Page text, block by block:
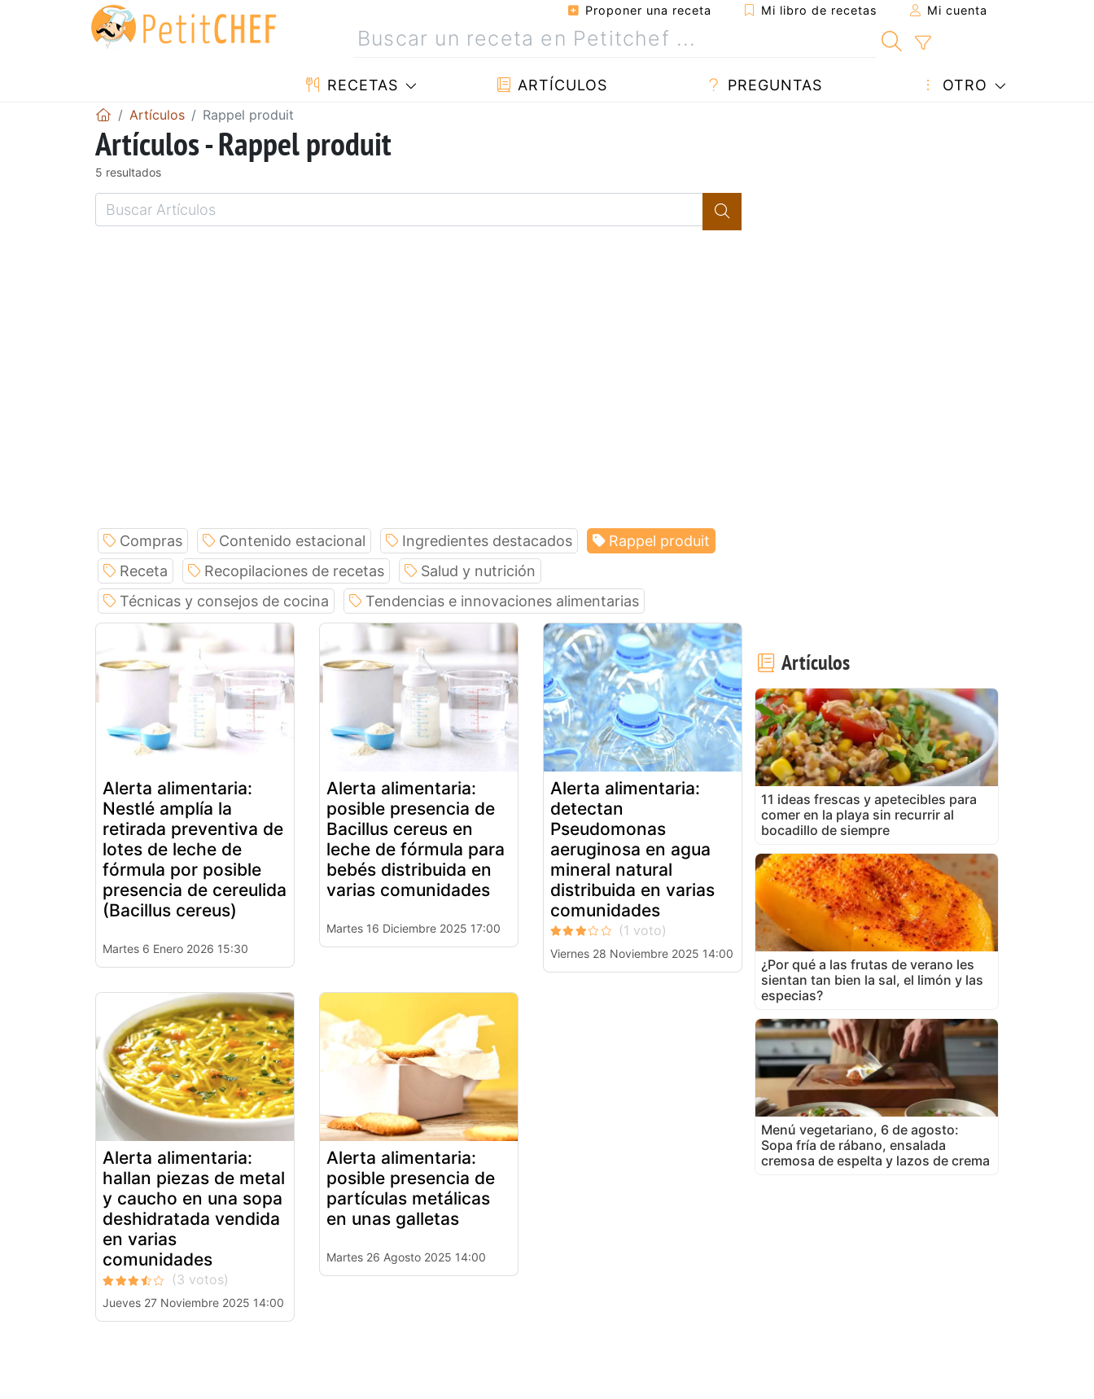
Proponer una receta Mi libro de recetas Mi cuenta
RECETAS ARTÍCULOS PREGUNTAS OTRO
Artículos Rappel produit
Artículos - Rappel produit
5 resultados
Compras Contenido estacional Ingredientes destacados
Rappel produit
Receta
Recopilaciones de recetas
Salud y nutrición
Técnicas y consejos de cocina
Tendencias e innovaciones alimentarias
Alerta alimentaria:
Nestlé amplía la
retirada preventiva de
lotes de leche de
fórmula por posible
presencia de cereulida
(Bacillus cereus)
Martes 6 Enero 2026 15:30
Alerta alimentaria:
posible presencia de
Bacillus cereus en
leche de fórmula para
bebés distribuida en
varias comunidades
Martes 16 Diciembre 2025 17:00
Alerta alimentaria:
detectan
Pseudomonas
aeruginosa en agua
mineral natural
distribuida en varias
comunidades
Viernes 28 Noviembre 2025 14:00
Alerta alimentaria:
hallan piezas de metal
y caucho en una sopa
deshidratada vendida
en varias
comunidades
Jueves 27 Noviembre 2025 14:00
Alerta alimentaria:
posible presencia de
partículas metálicas
en unas galletas
Martes 26 Agosto 2025 14:00
Artículos
11 ideas frescas y apetecibles para
comer en la playa sin recurrir al
bocadillo de siempre
¿Por qué a las frutas de verano les
sientan tan bien la sal, el limón y las
especias?
Menú vegetariano, 6 de agosto:
Sopa fría de rábano, ensalada
cremosa de espelta y lazos de crema